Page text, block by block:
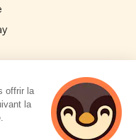
réservés.
offrir la
la
4 personnes